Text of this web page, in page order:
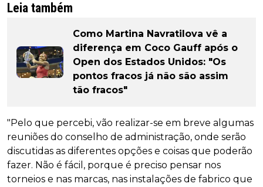
Leia também
Como Martina Navratilova vê a
diferença em Coco Gauff após o
Open dos Estados Unidos: "Os
pontos fracos já não são assim
tão fracos"
"Pelo que percebi, vão realizar-se em breve algumas
reuniões do conselho de administração, onde serão
discutidas as diferentes opções e coisas que poderão
fazer. Não é fácil, porque é preciso pensar nos
torneios e nas marcas, nas instalações de fabrico que